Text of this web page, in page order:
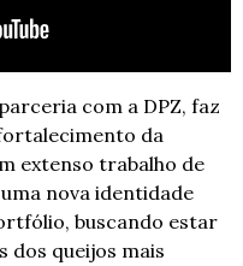
com a DPZ, faz
da
extenso trabalho de
nova identidade
buscando estar
dos queijos mais